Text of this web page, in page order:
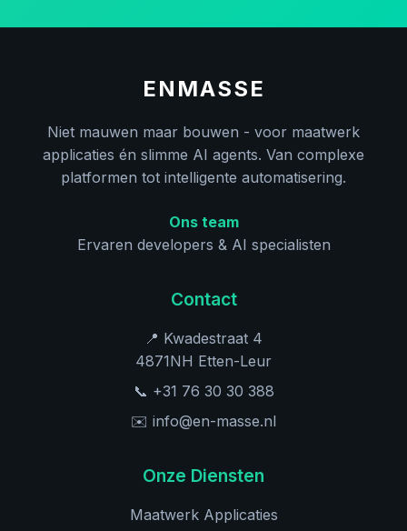
ENMASSE
Niet mauwen maar bouwen - voor maatwerk
applicaties én slimme AI agents. Van complexe
platformen tot intelligente automatisering.
Ons team
Ervaren developers & AI specialisten
Contact
📍 Kwadestraat 4
4871NH Etten-Leur
📞 +31 76 30 30 388
✉️ info@en-masse.nl
Onze Diensten
Maatwerk Applicaties